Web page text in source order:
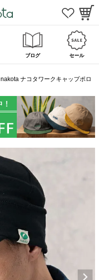
ブログ セール
nakota ナコタワークキャップポロ